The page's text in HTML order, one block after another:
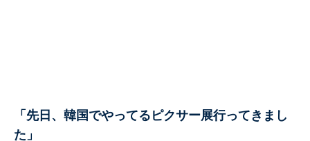
「先日、韓国でやってるピクサー展行ってきまし
た」